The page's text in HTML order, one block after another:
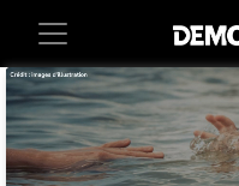
Accueil Lifestyle
15 arnaques